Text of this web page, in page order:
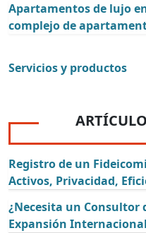
Apartamentos de lujo
complejo de
Servicios y productos
Registro de un
Activos, Privacidad,
¿Necesita un Consultor
Expansión